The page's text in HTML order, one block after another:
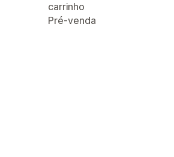
carrinho
Pré-venda